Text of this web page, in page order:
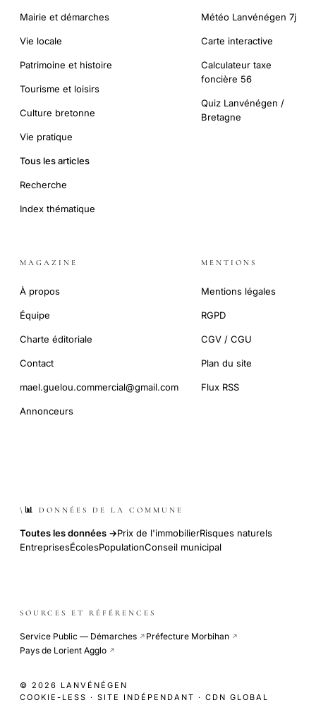
Mairie et démarches
Vie locale
Patrimoine et histoire
Tourisme et loisirs
Culture bretonne
Vie pratique
Tous les articles
Recherche
Index thématique
Météo Lanvénégen 7j
Carte interactive
Calculateur taxe
foncière 56
Quiz Lanvénégen /
Bretagne
MAGAZINE
À propos
Équipe
Charte éditoriale
Contact
mael.guelou.commercial@gmail.com
Annonceurs
MENTIONS
Mentions légales
RGPD
CGV / CGU
Plan du site
Flux RSS
\📊 DONNÉES DE LA COMMUNE
Toutes les données →Prix de l'immobilierRisques naturels
EntreprisesÉcolesPopulationConseil municipal
SOURCES ET RÉFÉRENCES
Service Public — Démarches ↗ Préfecture Morbihan ↗
Pays de Lorient Agglo ↗
© 2026 LANVÉNÉGEN
COOKIE-LESS · SITE INDÉPENDANT · CDN GLOBAL